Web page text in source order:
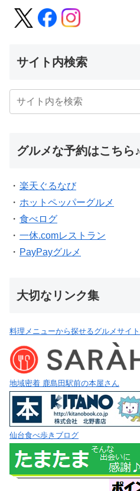
サイト内検索
グルメな予約はこちら♪
・ 楽天ぐるなび
・ ホットペッパーグルメ
・ 食べログ
・ 一休.comレストラン
・ PayPayグルメ
大切なリンク集
料理メニューから探せるグルメサイト
地域密着 鹿島田駅前の本屋さん
仙台食べ歩きブログ